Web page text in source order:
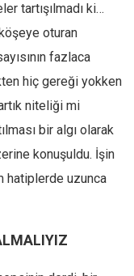
tartışılmadı ki…
oturan
fazlaca
hiç gereği yokken
niteliği mi
bir algı olarak
konuşuldu. İşin
hatiplerde uzunca